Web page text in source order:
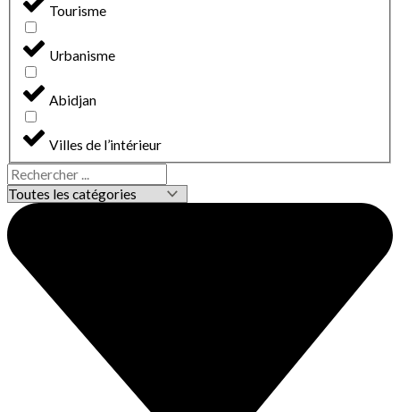
Tourisme
Urbanisme
Abidjan
Villes de l’intérieur